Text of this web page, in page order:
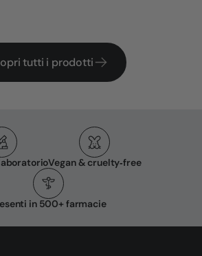
tutti i prodotti
Vegan & cruelty‑free
in 500+ farmacie